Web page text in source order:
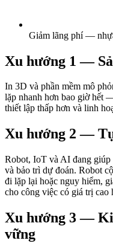
Giảm lãng phí —
Xu hướng 1 —
In 3D và phần mềm mô
lặp nhanh hơn bao giờ hết
thiết lập thấp hơn và linh
Xu hướng 2 —
Robot, IoT và AI đang giúp
và bảo trì dự đoán. Robot
đi lặp lại hoặc nguy hiểm,
cho công việc có giá trị cao
Xu hướng 3 —
vững